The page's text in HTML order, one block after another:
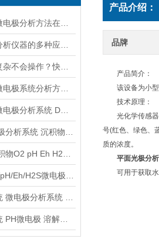
产品介绍：
品牌
产品简介：
该设备为小型
技术原理：
光化学传感器
号(红色、绿色、
质的浓度。
平面光极分
可用于获取水体